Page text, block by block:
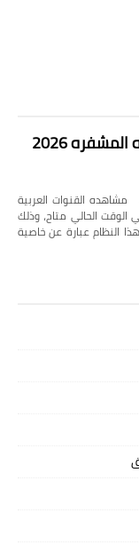
2026
جميع القنوات العربيه والعالميه المشفره 2026 مشاهده القنوات العربية
الحالي متاح، وذلك
النظام عبارة عن خاصية